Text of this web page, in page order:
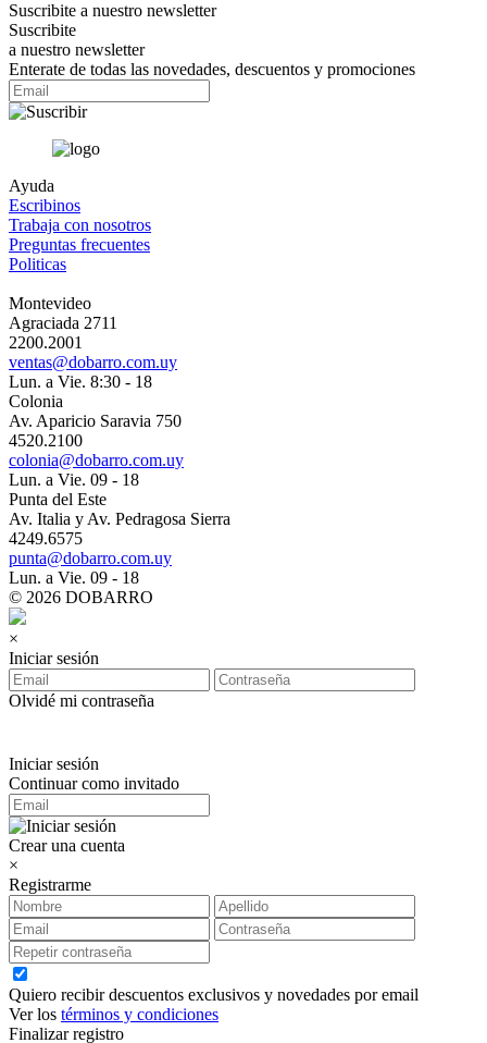
Suscribite a nuestro newsletter
Suscribite
a nuestro newsletter
Enterate de todas las novedades, descuentos y promociones
Ayuda
Escribinos
Trabaja con nosotros
Preguntas frecuentes
Politicas
Montevideo
Agraciada 2711
2200.2001
ventas@dobarro.com.uy
Lun. a Vie. 8:30 - 18
Colonia
Av. Aparicio Saravia 750
4520.2100
colonia@dobarro.com.uy
Lun. a Vie. 09 - 18
Punta del Este
Av. Italia y Av. Pedragosa Sierra
4249.6575
punta@dobarro.com.uy
Lun. a Vie. 09 - 18
© 2026 DOBARRO
×
Iniciar sesión
Olvidé mi contraseña
Iniciar sesión
Continuar como invitado
Crear una cuenta
×
Registrarme
Quiero recibir descuentos exclusivos y novedades por email
Ver los términos y condiciones
Finalizar registro